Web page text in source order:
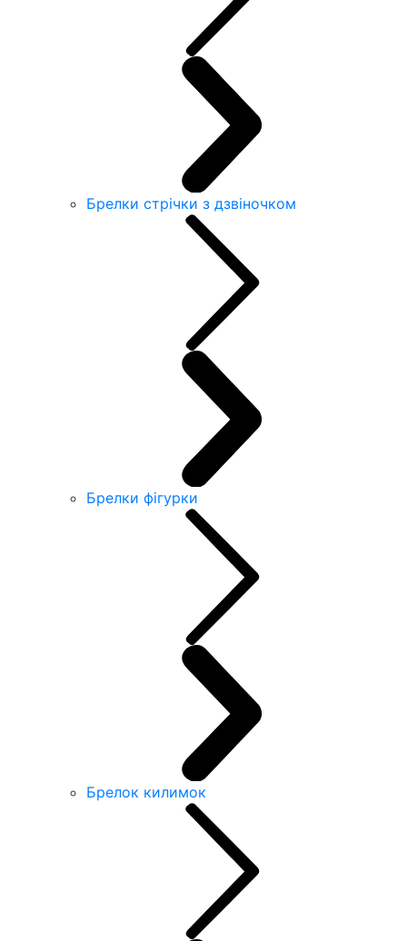
Брелки стрічки з дзвіночком
Брелки фігурки
Брелок килимок